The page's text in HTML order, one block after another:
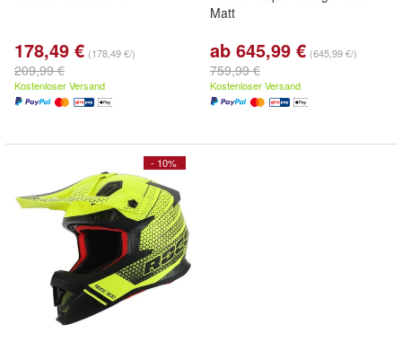
178,49 € (178,49 €/)
209,99 €
Kostenloser Versand
Matt
ab 645,99 € (645,99 €/)
759,99 €
Kostenloser Versand
- 10%